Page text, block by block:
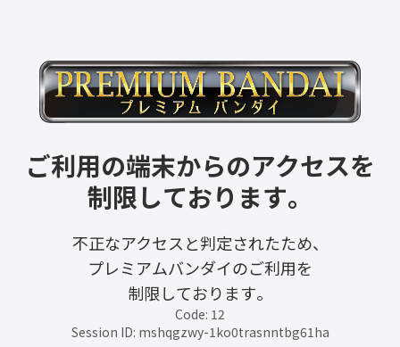
ご利用の端末からのアクセスを
制限しております。
不正なアクセスと判定されたため、
プレミアムバンダイのご利用を
制限しております。
Code: 12
Session ID: mshqgzwy-1ko0trasnntbg61ha